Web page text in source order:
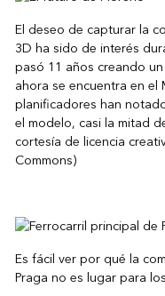
El deseo de capturar la
3D ha sido de interés
pasó 11 años creando
ahora se encuentra en el
planificadores han
el modelo, casi la mitad
cortesía de licencia
Commons)
Es fácil ver por qué la
Praga no es lugar para